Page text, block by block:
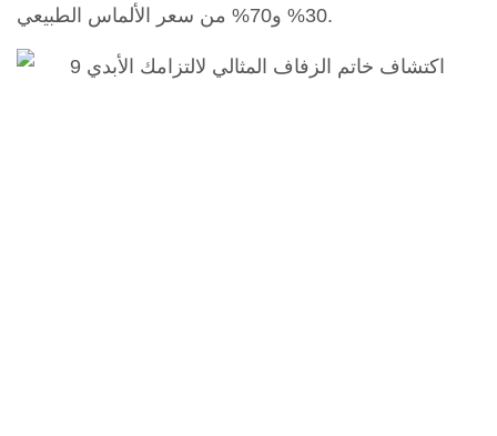
30% و70% من سعر الألماس الطبيعي.